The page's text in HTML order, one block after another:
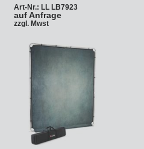
Art-Nr.: LL LB7923
auf Anfrage
zzgl. Mwst